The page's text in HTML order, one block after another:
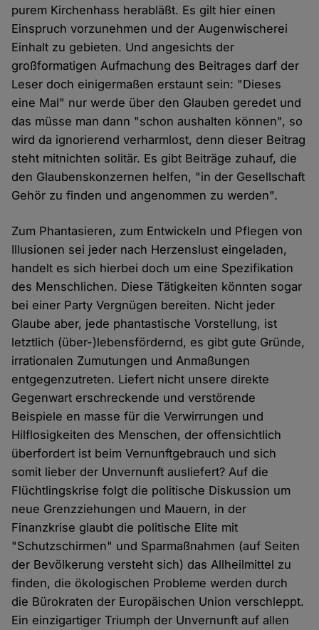
purem Kirchenhass herabläßt. Es gilt hier einen
Einspruch vorzunehmen und der Augenwischerei
Einhalt zu gebieten. Und angesichts der
großformatigen Aufmachung des Beitrages darf der
Leser doch einigermaßen erstaunt sein: "Dieses
eine Mal" nur werde über den Glauben geredet und
das müsse man dann "schon aushalten können", so
wird da ignorierend verharmlost, denn dieser Beitrag
steht mitnichten solitär. Es gibt Beiträge zuhauf, die
den Glaubenskonzernen helfen, "in der Gesellschaft
Gehör zu finden und angenommen zu werden".
Zum Phantasieren, zum Entwickeln und Pflegen von
Illusionen sei jeder nach Herzenslust eingeladen,
handelt es sich hierbei doch um eine Spezifikation
des Menschlichen. Diese Tätigkeiten könnten sogar
bei einer Party Vergnügen bereiten. Nicht jeder
Glaube aber, jede phantastische Vorstellung, ist
letztlich (über-)lebensfördernd, es gibt gute Gründe,
irrationalen Zumutungen und Anmaßungen
entgegenzutreten. Liefert nicht unsere direkte
Gegenwart erschreckende und verstörende
Beispiele en masse für die Verwirrungen und
Hilflosigkeiten des Menschen, der offensichtlich
überfordert ist beim Vernunftgebrauch und sich
somit lieber der Unvernunft ausliefert? Auf die
Flüchtlingskrise folgt die politische Diskussion um
neue Grenzziehungen und Mauern, in der
Finanzkrise glaubt die politische Elite mit
"Schutzschirmen" und Sparmaßnahmen (auf Seiten
der Bevölkerung versteht sich) das Allheilmittel zu
finden, die ökologischen Probleme werden durch
die Bürokraten der Europäischen Union verschleppt.
Ein einzigartiger Triumph der Unvernunft auf allen